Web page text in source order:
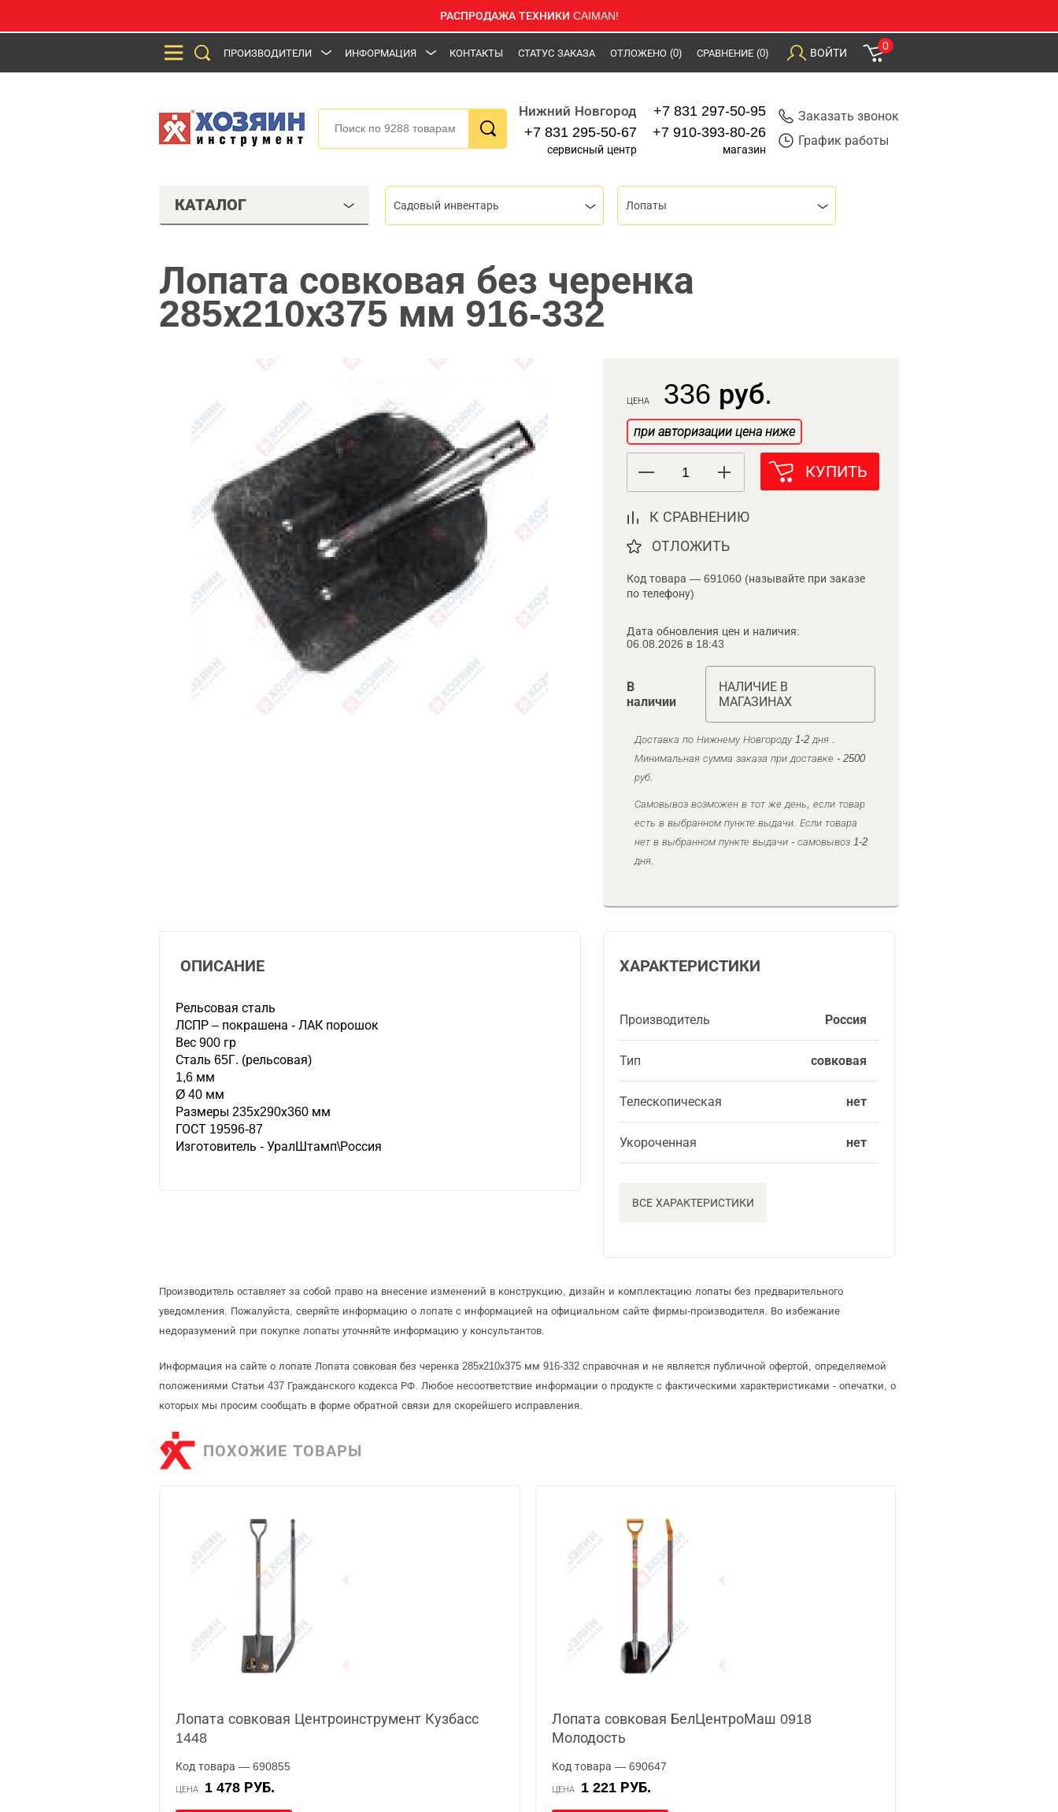
РАСПРОДАЖА ТЕХНИКИ CAIMAN!
ПРОИЗВОДИТЕЛИ ИНФОРМАЦИЯ КОНТАКТЫ СТАТУС ЗАКАЗА ОТЛОЖЕНО (0) СРАВНЕНИЕ (0) ВОЙТИ
0
Нижний Новгород
+7 831 295-50-67
сервисный центр
+7 831 297-50-95
+7 910-393-80-26
магазин
Заказать звонок
График работы
КАТАЛОГ Садовый инвентарь Лопаты
Лопата совковая без черенка
285х210х375 мм 916-332
ЦЕНА 336 руб.
при авторизации цена ниже
КУПИТЬ
К СРАВНЕНИЮ
ОТЛОЖИТЬ
Код товара — 691060 (называйте при заказе
по телефону)
Дата обновления цен и наличия:
06.08.2026 в 18:43
В
наличии
НАЛИЧИЕ В
МАГАЗИНАХ
Доставка по Нижнему Новгороду 1-2 дня .
Минимальная сумма заказа при доставке - 2500
руб.
Самовывоз возможен в тот же день, если товар
есть в выбранном пункте выдачи. Если товара
нет в выбранном пункте выдачи - самовывоз 1-2
дня.
ХАРАКТЕРИСТИКИ
Производитель Россия
Тип совковая
Телескопическая нет
Укороченная нет
ВСЕ ХАРАКТЕРИСТИКИ
ОПИСАНИЕ
Рельсовая сталь
ЛСПР – покрашена - ЛАК порошок
Вес 900 гр
Сталь 65Г. (рельсовая)
1,6 мм
Ø 40 мм
Размеры 235х290х360 мм
ГОСТ 19596-87
Изготовитель - УралШтамп\Россия
Производитель оставляет за собой право на внесение изменений в конструкцию, дизайн и комплектацию лопаты без предварительного
уведомления. Пожалуйста, сверяйте информацию о лопате с информацией на официальном сайте фирмы-производителя. Во избежание
недоразумений при покупке лопаты уточняйте информацию у консультантов.
Информация на сайте о лопате Лопата совковая без черенка 285х210х375 мм 916-332 справочная и не является публичной офертой, определяемой
положениями Статьи 437 Гражданского кодекса РФ. Любое несоответствие информации о продукте с фактическими характеристиками - опечатки, о
которых мы просим сообщать в форме обратной связи для скорейшего исправления.
ПОХОЖИЕ ТОВАРЫ
Лопата совковая Центроинструмент Кузбасс
1448
Код товара — 690855
ЦЕНА 1 478 РУБ.
Лопата совковая БелЦентроМаш 0918
Молодость
Код товара — 690647
ЦЕНА 1 221 РУБ.